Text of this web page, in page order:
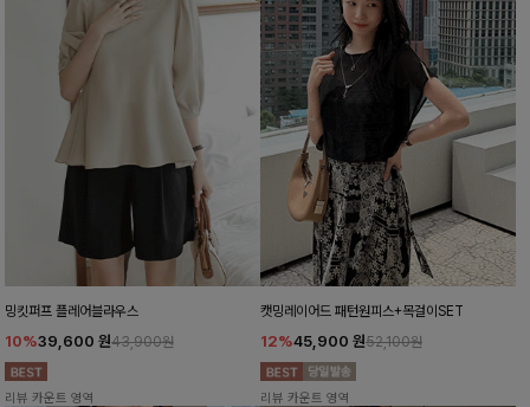
밍킷퍼프 플레어블라우스
10%39,600 원43,900원
리뷰 카운트 영역
캣밍레이어드 패턴원피스+목걸이SET
12%45,900 원52,100원
리뷰 카운트 영역